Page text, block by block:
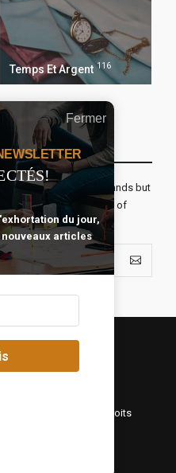
Temps Et Argent 116
Chaque Matin
not in seeking new lands but
have secret destinations of
2016-2025. Tous droits
Fermer
du jour,
articles